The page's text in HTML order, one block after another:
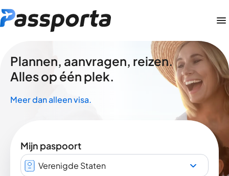
Plannen, aanvragen, reizen.
Alles op één plek.
Meer dan alleen visa.
Mijn paspoort
Verenigde Staten